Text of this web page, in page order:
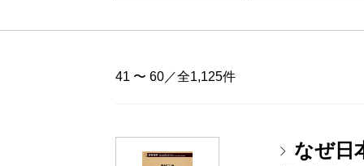
41 〜 60／全1,125件
なぜ日